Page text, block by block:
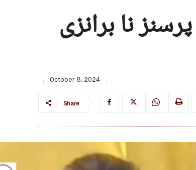
نا برانزی
October 8, 2024
Share